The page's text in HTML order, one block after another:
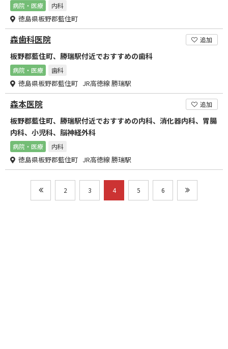
病院・医療 内科
徳島県板野郡藍住町
森歯科医院 追加
板野郡藍住町、勝瑞駅付近でおすすめの歯科
病院・医療 歯科
徳島県板野郡藍住町 JR高徳線 勝瑞駅
森本医院 追加
板野郡藍住町、勝瑞駅付近でおすすめの内科、消化器内科、胃腸
内科、小児科、脳神経外科
病院・医療 内科
徳島県板野郡藍住町 JR高徳線 勝瑞駅
2 3 4 5 6